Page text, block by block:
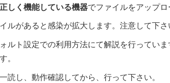
しく機能している機器でファイルをアップロ
ルがあると感染が拡大します。注意して下さ
ルト設定での利用方法にて解説を行ってい
。
読し、動作確認してから、行って下さい。